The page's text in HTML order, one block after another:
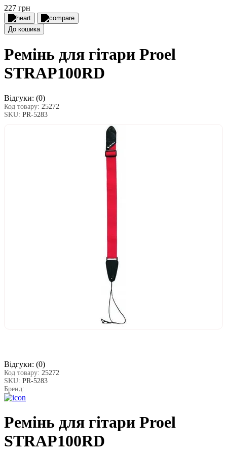
227 грн
До кошика
Ремінь для гітари Proel
STRAP100RD
Відгуки: (0)
Код товару: 25272
SKU: PR-5283
Відгуки: (0)
Код товару: 25272
SKU: PR-5283
Бренд:
Ремінь для гітари Proel
STRAP100RD